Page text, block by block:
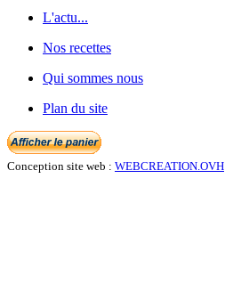
L'actu...
Nos recettes
Qui sommes nous
Plan du site
Conception site web : WEBCREATION.OVH